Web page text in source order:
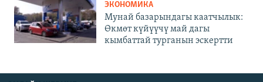
ЭКОНОМИКА
Мунай базарындагы каатчылык:
Өкмөт күйүүчү май дагы
кымбаттай турганын эскертти